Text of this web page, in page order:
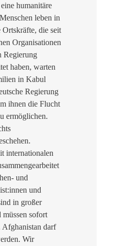
humanitäre
leben in
die seit
Organisationen
Regierung
haben, warten
in Kabul
Regierung
ihnen die Flucht
ermöglichen.
internationalen
und
und
in großer
müssen sofort
Afghanistan darf
Wir